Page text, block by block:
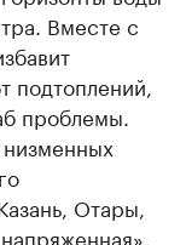
Вместе с
подтоплений,
проблемы.
Отары,